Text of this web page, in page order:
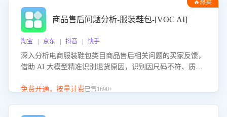
🔥热卖
商品售后问题分析-服装鞋包-[VOC AI]
淘宝 | 京东 | 抖音 | 快手
深入分析电商服装鞋包类目商品售后相关问题的买家反馈，
借助 AI 大模型精准识别退货原因，识别因尺码不符、质量
议，助力商家优化产品或服务，实现销售额的显著提升。
免费开通，按量计费已售1690+